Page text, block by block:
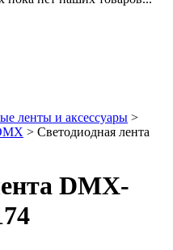
ленты и аксессуары >
> Светодиодная лента
DMX-